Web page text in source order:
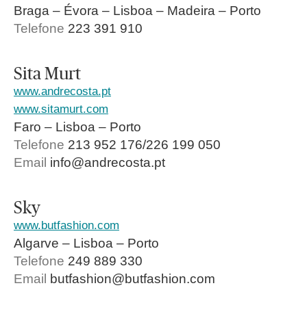
Braga – Évora – Lisboa – Madeira – Porto
Telefone 223 391 910
Sita Murt
www.andrecosta.pt
www.sitamurt.com
Faro – Lisboa – Porto
Telefone 213 952 176/226 199 050
Email info@andrecosta.pt
Sky
www.butfashion.com
Algarve – Lisboa – Porto
Telefone 249 889 330
Email
butfashion@butfashion.com